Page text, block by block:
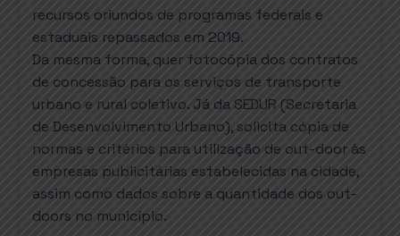
recursos oriundos de programas federais e
estaduais repassados em 2019.
Da mesma forma, quer fotocópia dos contratos
de concessão para os serviços de transporte
urbano e rural coletivo. Já da SEDUR (Secretaria
de Desenvolvimento Urbano), solicita cópia de
normas e critérios para utilização de out-door às
empresas publicitárias estabelecidas na cidade,
assim como dados sobre a quantidade dos out-
doors no município.